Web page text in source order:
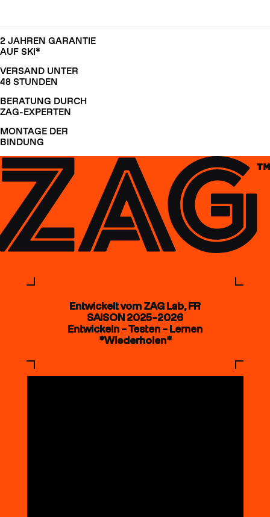
2 JAHREN GARANTIE
AUF SKI*
VERSAND UNTER
48 STUNDEN
BERATUNG DURCH
ZAG-EXPERTEN
MONTAGE DER
BINDUNG
Entwickelt vom ZAG Lab, FR
SAISON 2025–2026
Entwickeln – Testen – Lernen
*Wiederholen*